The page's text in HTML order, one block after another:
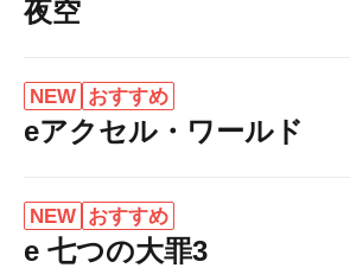
夜空
NEW おすすめ
eアクセル・ワールド
NEW おすすめ
e 七つの大罪3